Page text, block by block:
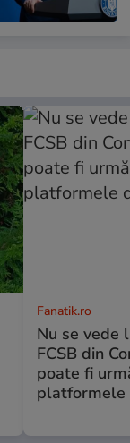
Fanatik.ro
Nu se vede
FCSB din
poate fi
platformele